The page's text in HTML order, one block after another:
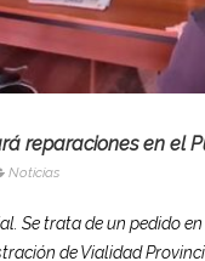
reparaciones en el
Noticias
Se trata de un pedido
de Vialidad